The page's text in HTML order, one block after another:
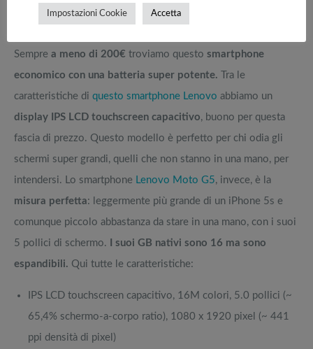
Smartphone Lenovo Moto G5 | Smartphone
con migliore batteria
Sempre a meno di 200€ troviamo questo smartphone
economico con una batteria super potente. Tra le
caratteristiche di questo smartphone Lenovo abbiamo un
display IPS LCD touchscreen capacitivo, buono per questa
fascia di prezzo. Questo modello è perfetto per chi odia gli
schermi super grandi, quelli che non stanno in una mano, per
intendersi. Lo smartphone Lenovo Moto G5, invece, è la
misura perfetta: leggermente più grande di un iPhone 5s e
comunque piccolo abbastanza da stare in una mano, con i suoi
5 pollici di schermo.
I suoi GB nativi sono 16 ma sono
espandibili. Qui tutte le caratteristiche:
IPS LCD touchscreen capacitivo, 16M colori, 5.0 pollici (~
65,4% schermo-a-corpo ratio), 1080 x 1920 pixel (~ 441
ppi densità di pixel)
Impostazioni Cookie Accetta